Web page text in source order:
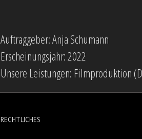
Auftraggeber: Anja Schumann
Erscheinungsjahr: 2022
Unsere Leistungen: Filmproduktion
RECHTLICHES